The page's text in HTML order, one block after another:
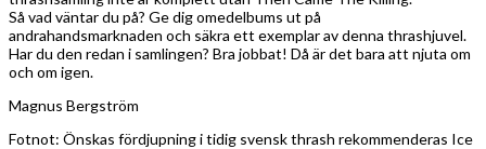
Så vad väntar du på? Ge dig omedelbums ut på
andrahandsmarknaden och säkra ett exemplar av denna thrashjuvel.
Har du den redan i samlingen? Bra jobbat! Då är det bara att njuta om
och om igen.
Magnus Bergström
Fotnot: Önskas fördjupning i tidig svensk thrash rekommenderas Ice